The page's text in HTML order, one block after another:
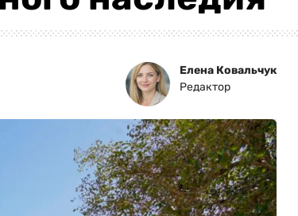
Елена Ковальчук
Редактор